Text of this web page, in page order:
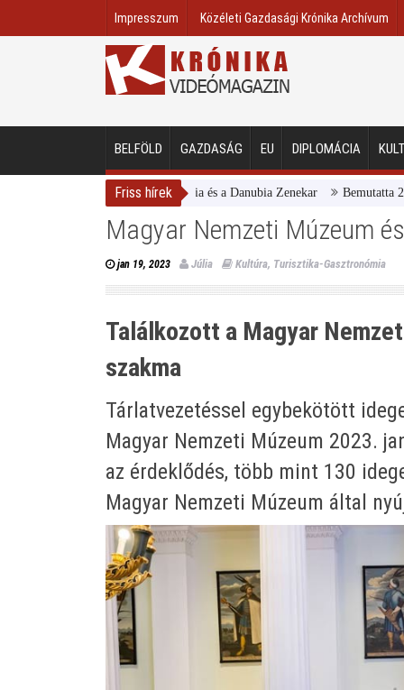
Impresszum Közéleti Gazdasági Krónika Archívum
BELFÖLD GAZDASÁG EU DIPLOMÁCIA
Friss hírek
Magyar Nemzeti Galéria és a Danubia Zenekar Bemutatta 2024/25-ös
Magyar Nemzeti Múzeum
jan 19, 2023 Júlia Kultúra, Turisztika-Gasztronómia
Találkozott a Magyar
szakma
Tárlatvezetéssel egybekötött
Magyar Nemzeti Múzeum 2023.
az érdeklődés, több mint 130
Magyar Nemzeti Múzeum által